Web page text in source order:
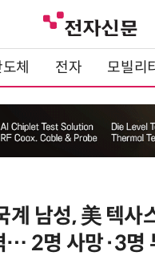
체 전자 모빌리티
계 남성, 美 텍사
… 2명 사망·3명